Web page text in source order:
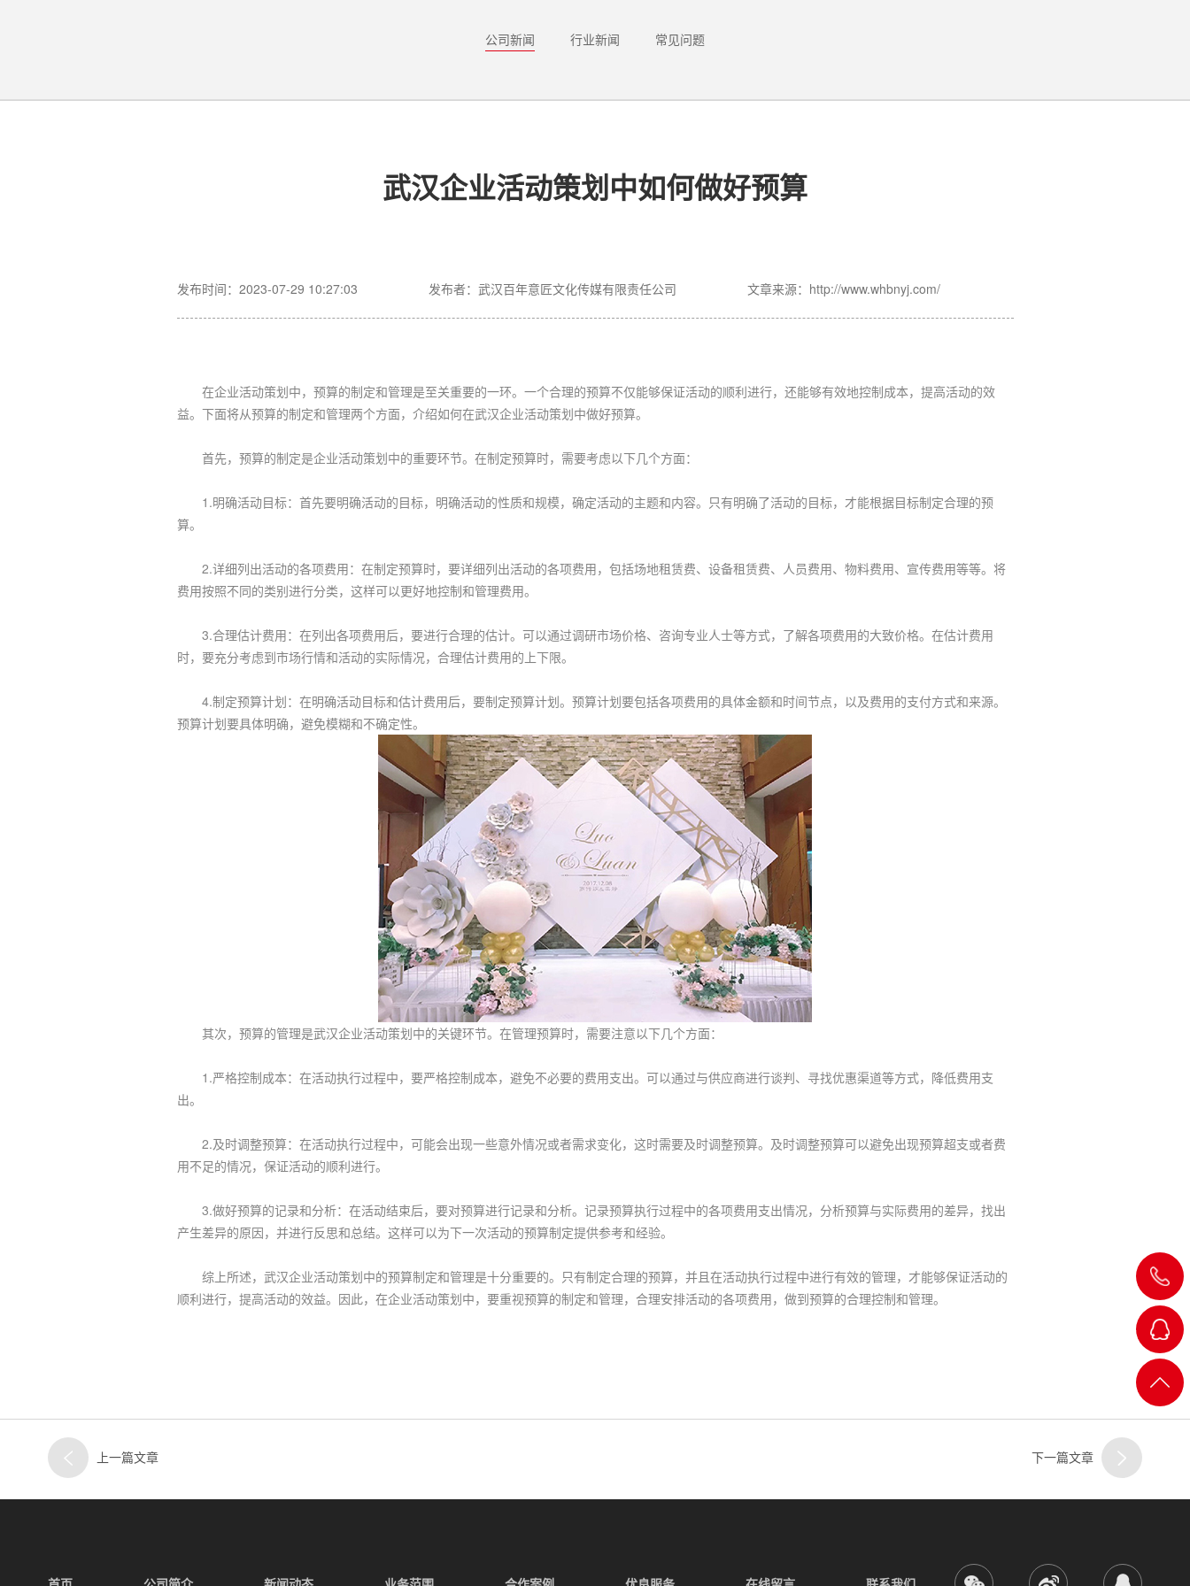
027-
客
服
一
返回
公司新闻 行业新闻 常见问题
武汉企业活动策划中如何做好预算
发布时间：2023-07-29 10:27:03 发布者：武汉百年意匠文化传媒有限责任公司 文章来源：http://www.whbnyj.com/
在企业活动策划中，预算的制定和管理是至关重要的一环。一个合理的预算不仅能够保证活动的顺利进行，还能够有效地控制成本，提高活动的效
益。下面将从预算的制定和管理两个方面，介绍如何在武汉企业活动策划中做好预算。
首先，预算的制定是企业活动策划中的重要环节。在制定预算时，需要考虑以下几个方面：
1.明确活动目标：首先要明确活动的目标，明确活动的性质和规模，确定活动的主题和内容。只有明确了活动的目标，才能根据目标制定合理的预
算。
2.详细列出活动的各项费用：在制定预算时，要详细列出活动的各项费用，包括场地租赁费、设备租赁费、人员费用、物料费用、宣传费用等等。将
费用按照不同的类别进行分类，这样可以更好地控制和管理费用。
3.合理估计费用：在列出各项费用后，要进行合理的估计。可以通过调研市场价格、咨询专业人士等方式，了解各项费用的大致价格。在估计费用
时，要充分考虑到市场行情和活动的实际情况，合理估计费用的上下限。
4.制定预算计划：在明确活动目标和估计费用后，要制定预算计划。预算计划要包括各项费用的具体金额和时间节点，以及费用的支付方式和来源。
预算计划要具体明确，避免模糊和不确定性。
其次，预算的管理是武汉企业活动策划中的关键环节。在管理预算时，需要注意以下几个方面：
1.严格控制成本：在活动执行过程中，要严格控制成本，避免不必要的费用支出。可以通过与供应商进行谈判、寻找优惠渠道等方式，降低费用支
出。
2.及时调整预算：在活动执行过程中，可能会出现一些意外情况或者需求变化，这时需要及时调整预算。及时调整预算可以避免出现预算超支或者费
用不足的情况，保证活动的顺利进行。
3.做好预算的记录和分析：在活动结束后，要对预算进行记录和分析。记录预算执行过程中的各项费用支出情况，分析预算与实际费用的差异，找出
产生差异的原因，并进行反思和总结。这样可以为下一次活动的预算制定提供参考和经验。
综上所述，武汉企业活动策划中的预算制定和管理是十分重要的。只有制定合理的预算，并且在活动执行过程中进行有效的管理，才能够保证活动的
顺利进行，提高活动的效益。因此，在企业活动策划中，要重视预算的制定和管理，合理安排活动的各项费用，做到预算的合理控制和管理。
上一篇文章 下一篇文章